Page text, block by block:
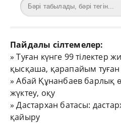
Пайдалы сілтемелер:
»Туған күнге 99 тілектер
қысқаша, қарапайым туған
»Абай Құнанбаев барлық
жүктеу, оқу
»Дастархан батасы:
қайыру